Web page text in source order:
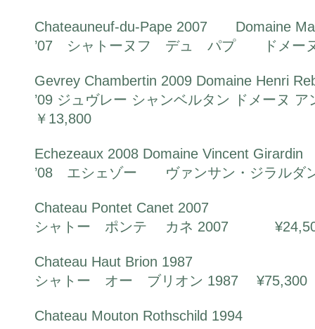
Chateauneuf-du-Pape 2007 Domaine
’07 シャトーヌフ デュ パプ ドメー
Gevrey Chambertin 2009 Domaine Henri
’09 ジュヴレー シャンベルタン ドメー
￥13,800
Echezeaux 2008 Domaine Vincent Girardin
’08 エシェゾー ヴァンサン・ジラル
Chateau Pontet Canet 2007
シャトー ポンテ カネ 2007
Chateau Haut Brion 1987
シャトー オー ブリオン 1987 ¥75,300
Chateau Mouton Rothschild 1994